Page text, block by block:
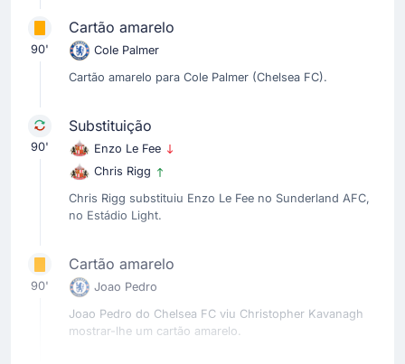
90'
Cartão amarelo
Cole Palmer
Cartão amarelo para Cole Palmer (Chelsea FC).
90'
Substituição
Enzo Le Fee
Chris Rigg
Chris Rigg substituiu Enzo Le Fee no Sunderland AFC,
no Estádio Light.
90'
Cartão amarelo
Joao Pedro
Joao Pedro do Chelsea FC viu Christopher Kavanagh
mostrar-lhe um cartão amarelo.